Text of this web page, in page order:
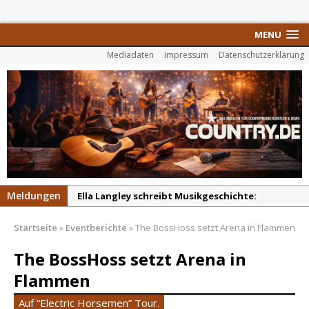
MENU
Mediadaten Impressum Datenschutzerklärung
Meldungen
Ella Langley schreibt Musikgeschichte:
aller Zeiten
pez veröffentlicht neue Single „Late Night
Sommernächte
Startseite » Eventberichte »The BossHoss setzt Arena in Flammen
The BossHoss setzt Arena in
Flammen
Auf “Electric Horsemen” Tour.